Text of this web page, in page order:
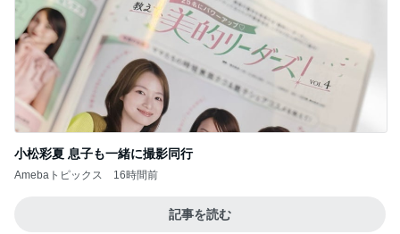
小松彩夏 息子も一緒に撮影同行
Amebaトピックス 16時間前
記事を読む